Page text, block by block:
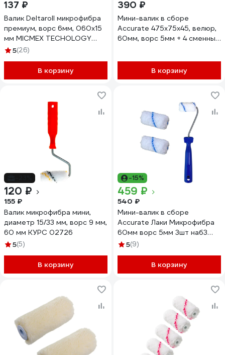
137 ₽
Валик Deltaroll микрофибра
премиум, ворс 6мм, 060x15
мм MICMEX TECHOLOGY
R60060
5(26)
В корзину
390 ₽
Мини-валик в сборе
Accurate 475х75х45, велюр,
60мм, ворс 5мм + 4 сменных
В корзину
120 ₽
155 ₽
Валик микрофибра мини,
диаметр 15/33 мм, ворс 9 мм,
60 мм КУРС 02726
5(5)
В корзину
-15%
459 ₽
540 ₽
Мини-валик в сборе
Accurate Лаки Микрофибра
60мм ворс 5мм 3шт наб3
31306010
5(9)
В корзину